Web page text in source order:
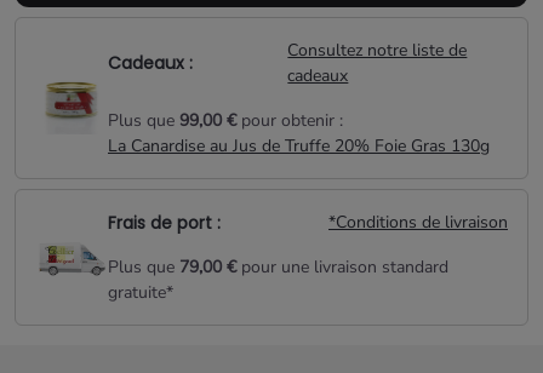
Conseils d'utilisation :
A savoureux seul ou à incorporer à une glace vanille
pour donner de la fraîcheur.
Cadeaux :
Consultez notre liste de
cadeaux
Plus que 99,00 €pour obtenir :
La Canardise au Jus de Truffe 20% Foie Gras 130g
Frais de port :
*Conditions de livraison
Plus que 79,00 €pour une livraison standard
gratuite*